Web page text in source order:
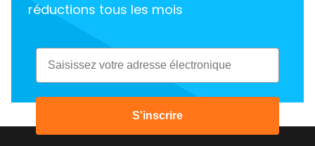
réductions tous les mois
Email
S'inscrire